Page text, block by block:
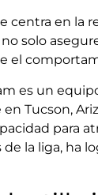
centra en la
solo
el
es un
en Tucson,
para
la liga, ha